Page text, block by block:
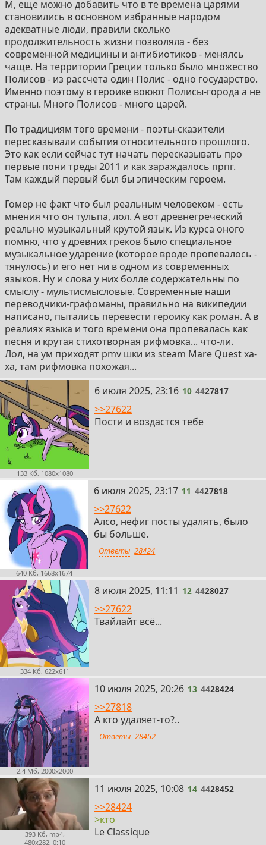
М, еще можно добавить что в те времена царями
становились в основном избранные народом
адекватные люди, правили сколько
продолжительность жизни позволяла - без
современной медицины и антибиотиков - менялсь
чаще. На территории Греции только было множество
Полисов - из рассчета один Полис - одно государство.
Именно поэтому в героике воюют Полисы-города а не
страны. Много Полисов - много царей.
По традициям того времени - поэты-сказители
пересказывали события относительного прошлого.
Это как если сейчас тут начать пересказывать про
первые пони треды 2011 и как зараждалось прпг.
Там каждый первый был бы эпическим героем.
Гомер не факт что был реальным человеком - есть
мнения что он тульпа, лол. А вот древнегреческий
реально музыкальный крутой язык. Из курса оного
помню, что у древних греков было специальное
музыкальное ударение (которое вроде пропевалось -
тянулось) и его нет ни в одном из современных
языков. Ну и слова у них болле содержательны по
смыслу - мультисмысловые. Современные наши
переводчики-графоманы, правильно на википедии
написано, пытались перевести героику как роман. А в
реалиях языка и того времени она пропевалась как
песня и крутая стихотворная рифмовка... что-ли.
Лол, на ум приходят pmv шки из steam Mare Quest ха-
ха, там рифмовка похожая...
133 Кб, 1080x1080
10
6 июля 2025, 23:16 10 4427817
>>27622
Пости и воздастся тебе
640 Кб, 1668x1674
11
6 июля 2025, 23:17 11 4427818
>>27622
Алсо, нефиг посты удалять, было
бы больше.
Ответы 28424
334 Кб, 622x611
12
8 июля 2025, 11:11 12 4428027
>>27622
Твайлайт всё...
2,4 Мб, 2000x2000
13
10 июля 2025, 20:26 13 4428424
>>27818
А кто удаляет-то?..
Ответы 28452
393 Кб, mp4,
480x282, 0:10
14
11 июля 2025, 10:08 14 4428452
>>28424
>кто
Le Classique